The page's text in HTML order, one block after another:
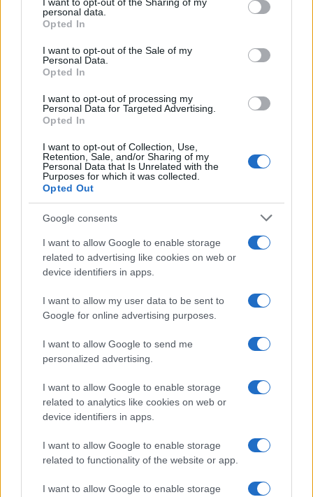
grant or deny consent to Google and its third-party tags to
use your data for below specified purposes in below Google
consent section.
personal data.
Opted In
I want to opt-out of the Sale of my
Personal Data.
Opted In
I want to opt-out of processing my
Personal Data for Targeted Advertising.
Opted In
I want to opt-out of Collection, Use,
Retention, Sale, and/or Sharing of my
Personal Data that Is Unrelated with the
Purposes for which it was collected.
Opted Out
Google consents
I want to allow Google to enable storage
related to advertising like cookies on web or
device identifiers in apps.
I want to allow my user data to be sent to
Google for online advertising purposes.
I want to allow Google to send me
personalized advertising.
I want to allow Google to enable storage
related to analytics like cookies on web or
device identifiers in apps.
I want to allow Google to enable storage
related to functionality of the website or app.
I want to allow Google to enable storage
προσωρινούς πίνακες του ΑΣΕΠ!
ΑΣΕΠ: Βγήκαν οι πίνακες της
προκήρυξης 2ΓΕ/2023
ΑΣΕΠ: Βγήκαν οι πίνακες γενικής
προσλήψεις αναπληρωτών – Τι
θα γίνει με τους πίνακες ΑΣΕΠ
ΑΣΕΠ – Πότε αναμένονται οι νέοι
πίνακες εκπαιδευτικών – Tι θα
ισχύσει με προσλήψεις
15/01/2023 - 13:28